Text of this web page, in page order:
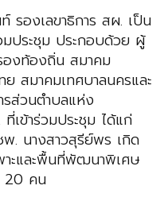
รองเลขาธิการ สผ. เป็น
มประชุม ประกอบด้วย ผู้
องท้องถิ่น สมาคม
สมาคมเทศบาลนครและ
รส่วนตำบลแห่ง
เข้าร่วมประชุม ได้แก่
. นางสาวสุรีย์พร เกิด
ะและพื้นที่พัฒนาพิเศษ
20 คน